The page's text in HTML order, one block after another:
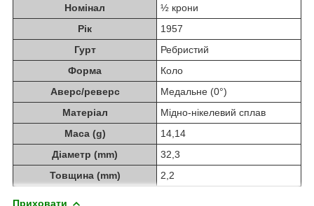
Номінал
½ крони
Рік
1957
Гурт
Ребристий
Форма
Коло
Аверс/реверс
Медальне (0°)
Матеріал
Мідно-нікелевий сплав
Маса (g)
14,14
Діаметр (mm)
32,3
Товщина (mm)
2,2
Приховати